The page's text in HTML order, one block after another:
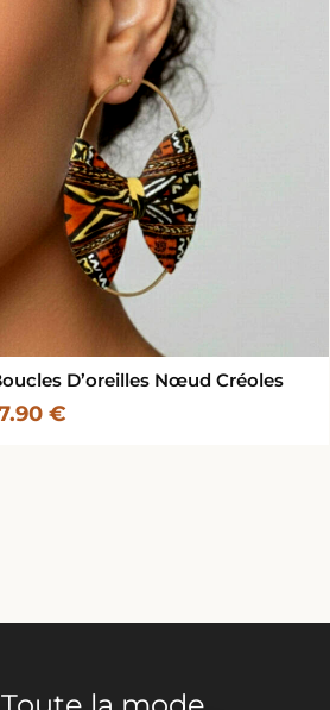
D’oreilles Nœud Créoles
€